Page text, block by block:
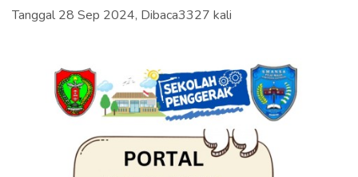
Tanggal 28 Sep 2024, Dibaca3327 kali